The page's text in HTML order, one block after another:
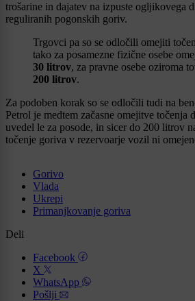
trošarine in dajatev na izpuste ogljikovega
reguliranih pogonskih goriv.
Trgovci pa so se odločili omejiti
tako za posamezne fizične osebe
30 litrov, za pravne osebe oziroma
200 litrov.
Za podoben korak so se odločili tudi na
Petrol je medtem začasne omejitve točenja
uvedel le za posode, in sicer do 200 litrov
točenje goriva v rezervoarje vozil ni
Gorivo
Vlada
Ukrepi
Primanjkovanje goriva
Deli
Facebook
X
WhatsApp
Pošlji